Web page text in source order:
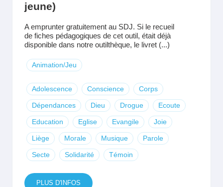
jeune)
A emprunter gratuitement au SDJ. Si le recueil
de fiches pédagogiques de cet outil, était déjà
disponible dans notre outilthèque, le livret (...)
Animation/Jeu
Adolescence Conscience Corps
Dépendances Dieu Drogue Ecoute
Education Eglise Evangile Joie
Liège Morale Musique Parole
Secte Solidarité Témoin
PLUS D'INFOS